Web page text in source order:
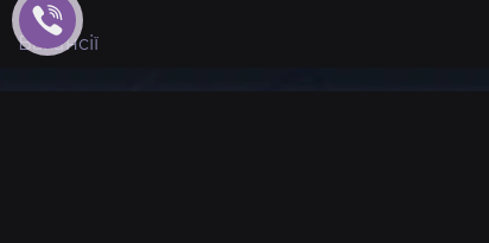
Вакансії